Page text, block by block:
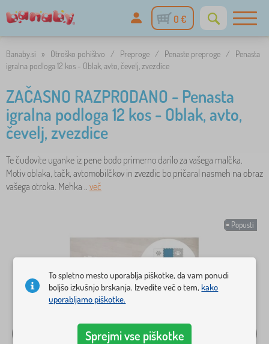
0 €
Banaby.si » Otroško pohištvo / Preproge / Penaste preproge /
Penasta
igralna podloga 12 kos - Oblak, avto, čevelj, zvezdice
ZAČASNO RAZPRODANO - Penasta
igralna podloga 12 kos - Oblak, avto,
čevelj, zvezdice
Te čudovite uganke iz pene bodo primerno darilo za vašega malčka.
Motiv oblaka, tačk, avtomobilčkov in zvezdic bo pričaral nasmeh na obraz
vašega otroka. Mehka .. več
Popusti
To spletno mesto uporablja piškotke, da vam ponudi
boljšo izkušnjo brskanja. Izvedite več o tem,kako
uporabljamo piškotke.
Sprejmi vse piškotke